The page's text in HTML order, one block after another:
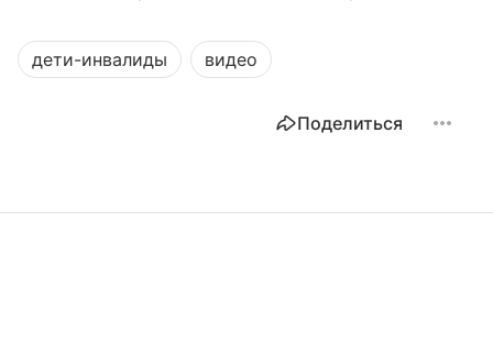
дети-инвалиды видео
Поделиться